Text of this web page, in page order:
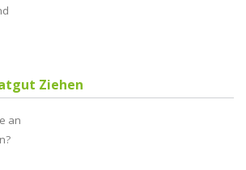
Ziehen
an